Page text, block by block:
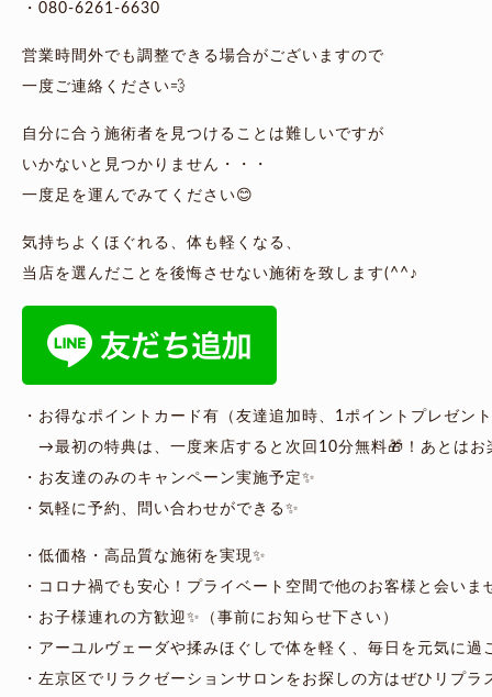
・080-6261-6630
営業時間外でも調整できる場合がございますので
一度ご連絡ください💨
自分に合う施術者を見つけることは難しいですが
いかないと見つかりません・・・
一度足を運んでみてください😊
気持ちよくほぐれる、体も軽くなる、
当店を選んだことを後悔させない施術を致します(^^♪
・お得なポイントカード有（友達追加時、1ポイントプレゼン
→最初の特典は、一度来店すると次回10分無料🎁！あとは
・お友達のみのキャンペーン実施予定✨
・気軽に予約、問い合わせができる✨
・低価格・高品質な施術を実現✨
・コロナ禍でも安心！プライベート空間で他のお客様と会い
・お子様連れの方歓迎✨（事前にお知らせ下さい）
・アーユルヴェーダや揉みほぐしで体を軽く、毎日を元気に過
・左京区でリラクゼーションサロンをお探しの方はぜひリプラ